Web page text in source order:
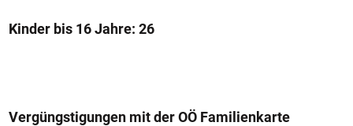
Kinder bis 16 Jahre: 26
Vergüngstigungen mit der OÖ Familienkarte